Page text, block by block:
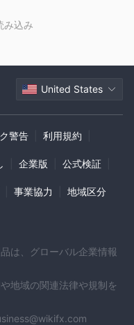
み込み
United States
警告 利用規約
企業版 公式検証
事業協力 地域区分
は、グローバル企業情報
地域の関連法律や規制を